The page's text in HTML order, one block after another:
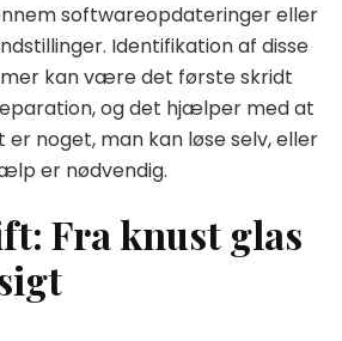
softwareopdateringer eller
Identifikation af disse
kan være det første skridt
og det hjælper med at
noget, man kan løse selv, eller
er nødvendig.
Fra knust glas